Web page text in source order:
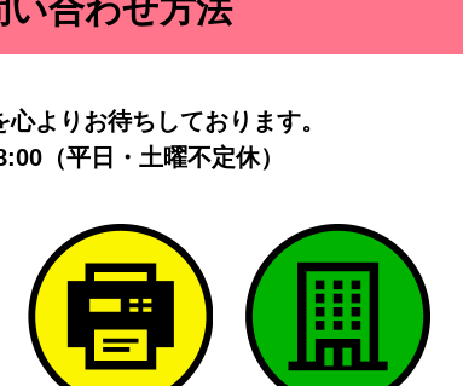
い合わせ方法
心よりお待ちしております。
（平日・土曜不定休）